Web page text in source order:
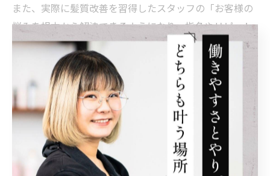
また、実際に髪質改善を習得したスタッフの「お客様の
悩みを根本から解決できるようになり、指名やリピート
が増えた」「時間に追われず高単価メニューで安定した
収入を得られるようになった」といった体験談も多く寄
せられています。将来に不安を感じている方は、求人情
報の中に『髪質改善』や『オーガニック』『スキルアッ
プ支援』といったキーワードが含まれているかを必ずチ
ェックしましょう。
美容室で高収入を目指すオーガニック施術の魅力